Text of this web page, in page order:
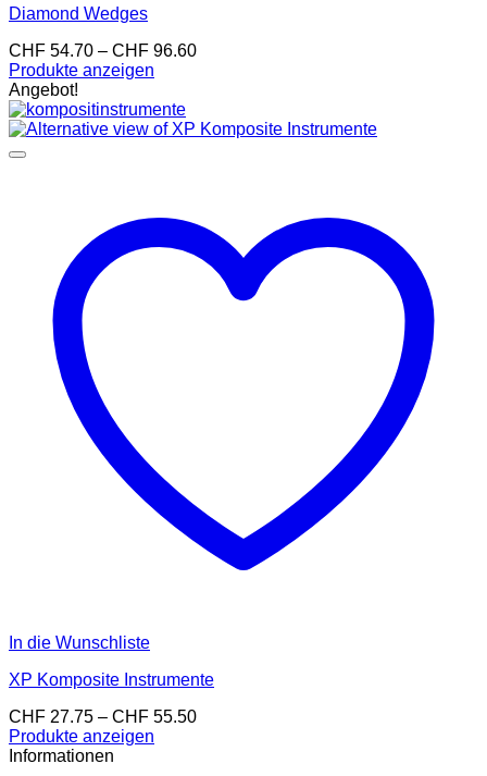
Diamond Wedges
CHF 54.70 – CHF 96.60Preisspanne:
Produkte anzeigen
Angebot!
In die Wunschliste
XP Komposite Instrumente
CHF 27.75 – CHF 55.50Preisspanne:
Produkte anzeigen
Informationen